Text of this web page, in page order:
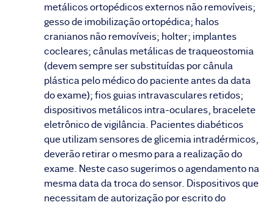
metálicos ortopédicos externos não removíveis;
gesso de imobilização ortopédica; halos
cranianos não removíveis; holter; implantes
cocleares; cânulas metálicas de traqueostomia
(devem sempre ser substituídas por cânula
plástica pelo médico do paciente antes da data
do exame); fios guias intravasculares retidos;
dispositivos metálicos intra-oculares, bracelete
eletrônico de vigilância. Pacientes diabéticos
que utilizam sensores de glicemia intradérmicos,
deverão retirar o mesmo para a realização do
exame. Neste caso sugerimos o agendamento na
mesma data da troca do sensor. Dispositivos que
necessitam de autorização por escrito do